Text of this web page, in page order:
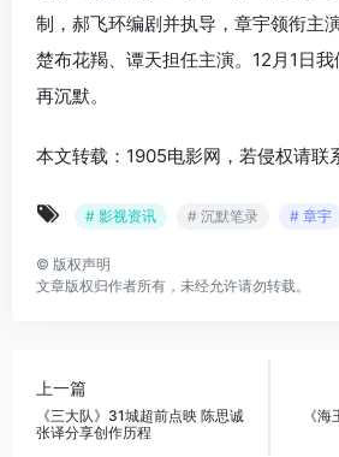
制，郝飞环编剧并执导，章宇领衔主
楚布花羯、谭天担任主演。12月1日
再沉默。
本文转载：1905电影网，若侵权请联
# 影视资讯 # 沉默笔录 # 章宇
© 版权声明
文章版权归作者所有，未经允许请勿转载。
上一篇
《三大队》31城超前点映 陈思诚
张译分享创作历程
《